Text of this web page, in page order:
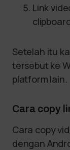
Link
Setelah itu
tersebut ke
platform lain.
Cara copy
Cara copy
dengan